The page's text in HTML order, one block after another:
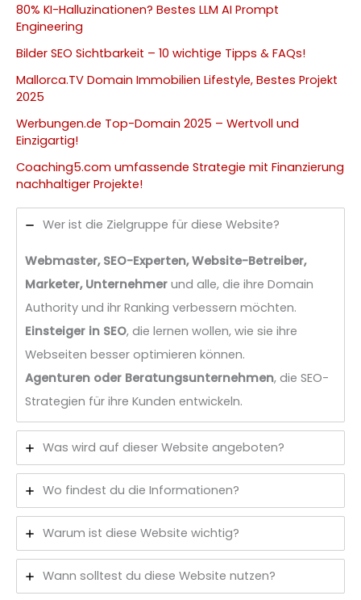
80% KI-Halluzinationen? Bestes LLM AI Prompt
Engineering
Bilder SEO Sichtbarkeit – 10 wichtige Tipps & FAQs!
Mallorca.TV Domain Immobilien Lifestyle, Bestes Projekt
2025
Werbungen.de Top-Domain 2025 – Wertvoll und
Einzigartig!
Coaching5.com umfassende Strategie mit Finanzierung
nachhaltiger Projekte!
Wer ist die Zielgruppe für diese Website?
Webmaster, SEO-Experten, Website-Betreiber,
Marketer, Unternehmer und alle, die ihre Domain
Authority und ihr Ranking verbessern möchten.
Einsteiger in SEO, die lernen wollen, wie sie ihre
Webseiten besser optimieren können.
Agenturen oder Beratungsunternehmen, die SEO-
Strategien für ihre Kunden entwickeln.
Was wird auf dieser Website angeboten?
Wo findest du die Informationen?
Warum ist diese Website wichtig?
Wann solltest du diese Website nutzen?